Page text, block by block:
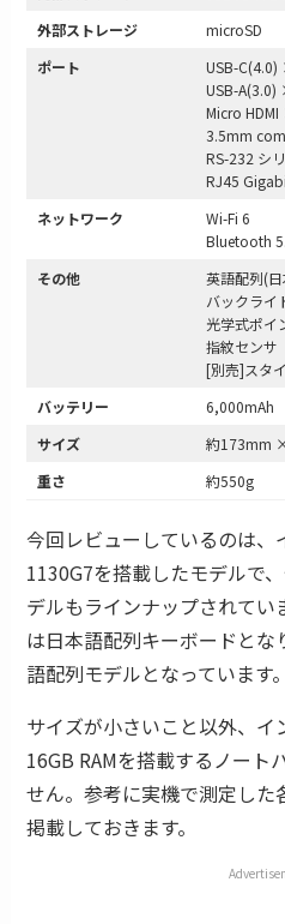
外部ストレージ
microSD
ポート
USB-C(4.0)
USB-A(3.0)
Micro
3.5mm
RS-232 シ
RJ45
ネットワーク
Wi-Fi 6
Bluetooth
その他
英語配列(
バックライ
光学式ポイ
指紋センサ
[別売]スタ
バッテリー
6,000mAh
サイズ
約173mm
重さ
約550g
今回レビューしているのは
1130G7を搭載したモデルで
デルもラインナップされてい
は日本語配列キーボードと
語配列モデルとなっています。
サイズが小さいこと以外、イ
16GB RAMを搭載するノート
せん。参考に実機で測定した
掲載しておきます。